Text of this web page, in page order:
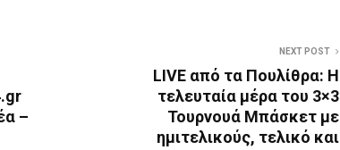
–
NEXT POST
LIVE από τα Πουλίθρα: Η
τελευταία μέρα του 3×3
Τουρνουά Μπάσκετ με
ημιτελικούς, τελικό και